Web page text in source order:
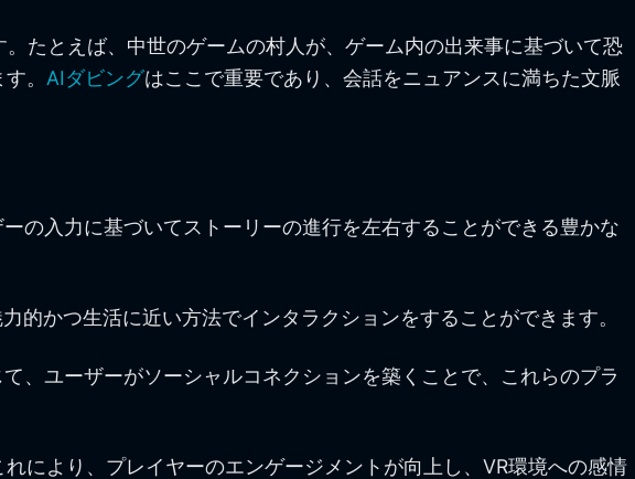
たとえば、中世のゲームの村人が、ゲーム内の出来事に基づいて恐
。 AIダビングはここで重要であり、会話をニュアンスに満ちた文脈
の入力に基づいてストーリーの進行を左右することができる豊かな
かつ生活に近い方法でインタラクションをすることができます。
、ユーザーがソーシャルコネクションを築くことで、これらのプラ
により、プレイヤーのエンゲージメントが向上し、VR環境への感情